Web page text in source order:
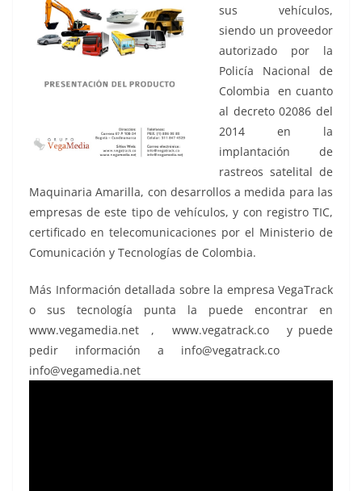
sus vehículos,
siendo un proveedor
autorizado por la
Policía Nacional de
Colombia en cuanto
al decreto 02086 del
2014 en la
implantación de
rastreos satelital de
Maquinaria Amarilla, con desarrollos a medida para las
empresas de este tipo de vehículos, y con registro TIC,
certificado en telecomunicaciones por el Ministerio de
Comunicación y Tecnologías de Colombia.
Más Información detallada sobre la empresa VegaTrack
o sus tecnología punta la puede encontrar en
www.vegamedia.net , www.vegatrack.co y puede
pedir información a info@vegatrack.co
info@vegamedia.net